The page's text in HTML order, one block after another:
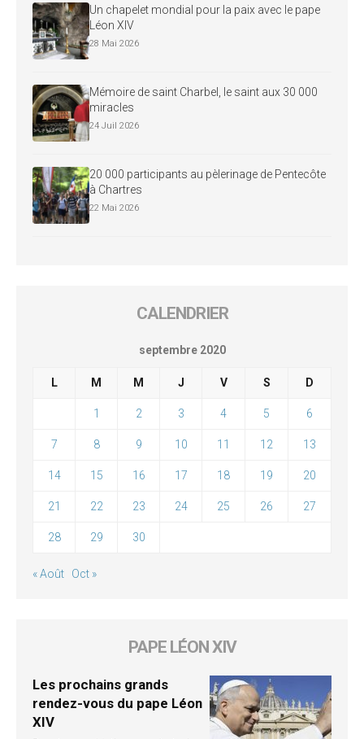
Un chapelet mondial pour la paix avec le pape
Léon XIV
28 Mai 2026
Mémoire de saint Charbel, le saint aux 30 000
miracles
24 Juil 2026
20 000 participants au pèlerinage de Pentecôte
à Chartres
22 Mai 2026
CALENDRIER
septembre 2020
L M M J V S D
1 2 3 4 5 6
7 8 9 10 11 12 13
14 15 16 17 18 19 20
21 22 23 24 25 26 27
28 29 30
« Août Oct »
PAPE LÉON XIV
Les prochains grands
rendez-vous du pape Léon
XIV